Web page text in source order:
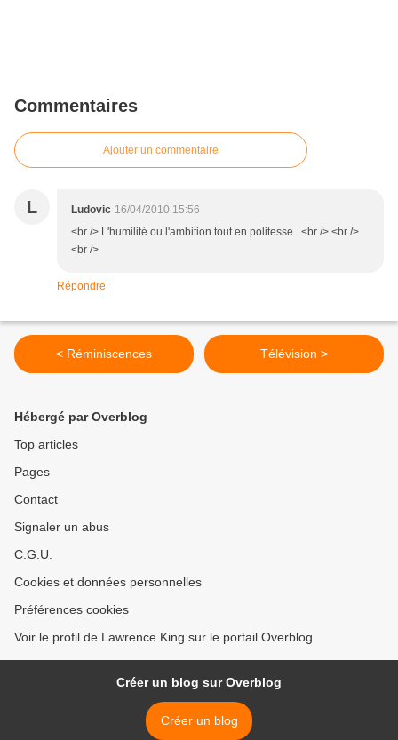
Commentaires
Ajouter un commentaire
L Ludovic 16/04/2010 15:56
<br /> L'humilité ou l'ambition tout en politesse...<br /> <br />
<br />
Répondre
< Réminiscences Télévision >
Hébergé par Overblog
Top articles
Pages
Contact
Signaler un abus
C.G.U.
Cookies et données personnelles
Préférences cookies
Voir le profil de Lawrence King sur le portail Overblog
Créer un blog sur Overblog
Créer un blog